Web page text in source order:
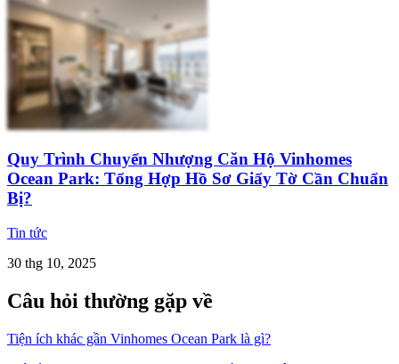
Quy Trình Chuyển Nhượng Căn Hộ Vinhomes
Ocean Park: Tổng Hợp Hồ Sơ Giấy Tờ Cần Chuẩn
Bị?
Tin tức
30 thg 10, 2025
Câu hỏi thường gặp về
Tiện ích khác gần Vinhomes Ocean Park là gì?